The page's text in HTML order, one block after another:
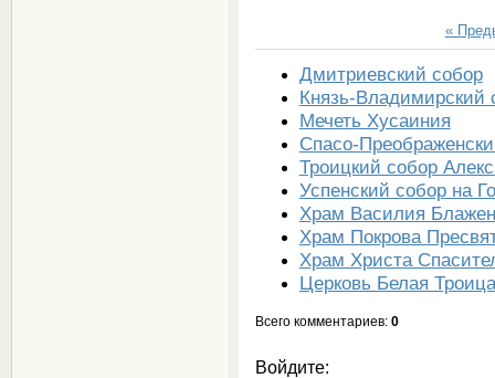
«
Дмитриевский собор
Князь-Владимирский
Мечеть Хусаиния
Спасо-
Троицкий собор
Успенский собор на
Храм Василия
Храм Покрова
Храм Христа
Церковь Белая Троица
Всего комментариев: 0
Войдите: